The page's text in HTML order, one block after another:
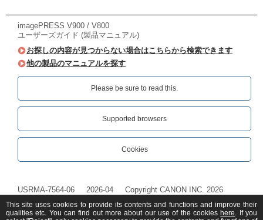
imagePRESS V900 / V800
ユーザーズガイド (製品マニュアル)
お探しの内容が見つからない場合はこちらから検索できます
他の製品のマニュアルを探す
Please be sure to read this.‎
Supported browsers
Cookies
USRMA-7564-06 2026-04 Copyright CANON INC. 2026
This site uses cookies to provide its contents and functions and improve their
qualities etc. You can find out more about our use of the cookies here. If you